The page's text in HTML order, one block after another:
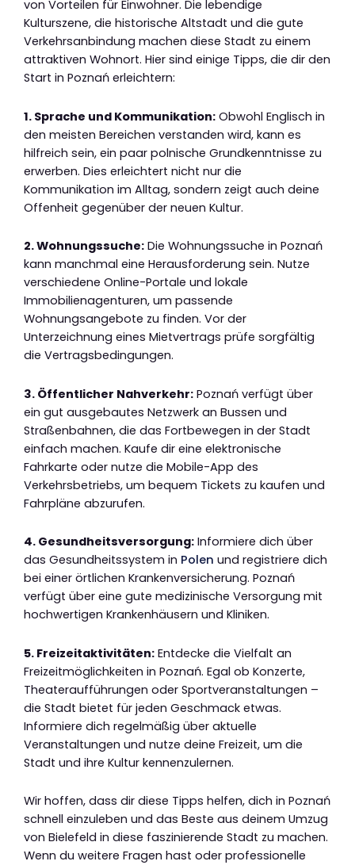
von Vorteilen für Einwohner. Die lebendige
Kulturszene, die historische Altstadt und die gute
Verkehrsanbindung machen diese Stadt zu einem
attraktiven Wohnort. Hier sind einige Tipps, die dir den
Start in Poznań erleichtern:
1. Sprache und Kommunikation: Obwohl Englisch in
den meisten Bereichen verstanden wird, kann es
hilfreich sein, ein paar polnische Grundkenntnisse zu
erwerben. Dies erleichtert nicht nur die
Kommunikation im Alltag, sondern zeigt auch deine
Offenheit gegenüber der neuen Kultur.
2. Wohnungssuche: Die Wohnungssuche in Poznań
kann manchmal eine Herausforderung sein. Nutze
verschiedene Online-Portale und lokale
Immobilienagenturen, um passende
Wohnungsangebote zu finden. Vor der
Unterzeichnung eines Mietvertrags prüfe sorgfältig
die Vertragsbedingungen.
3. Öffentlicher Nahverkehr: Poznań verfügt über
ein gut ausgebautes Netzwerk an Bussen und
Straßenbahnen, die das Fortbewegen in der Stadt
einfach machen. Kaufe dir eine elektronische
Fahrkarte oder nutze die Mobile-App des
Verkehrsbetriebs, um bequem Tickets zu kaufen und
Fahrpläne abzurufen.
4. Gesundheitsversorgung: Informiere dich über
das Gesundheitssystem in Polen und registriere dich
bei einer örtlichen Krankenversicherung. Poznań
verfügt über eine gute medizinische Versorgung mit
hochwertigen Krankenhäusern und Kliniken.
5. Freizeitaktivitäten: Entdecke die Vielfalt an
Freizeitmöglichkeiten in Poznań. Egal ob Konzerte,
Theateraufführungen oder Sportveranstaltungen –
die Stadt bietet für jeden Geschmack etwas.
Informiere dich regelmäßig über aktuelle
Veranstaltungen und nutze deine Freizeit, um die
Stadt und ihre Kultur kennenzulernen.
Wir hoffen, dass dir diese Tipps helfen, dich in Poznań
schnell einzuleben und das Beste aus deinem Umzug
von Bielefeld in diese faszinierende Stadt zu machen.
Wenn du weitere Fragen hast oder professionelle